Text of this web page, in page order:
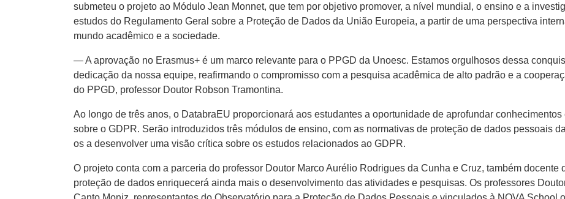
submeteu o projeto ao Módulo Jean Monnet, que tem por objetivo promover, a nível mundial, o ensino e a
estudos do Regulamento Geral sobre a Proteção de Dados da União Europeia, a partir de uma perspectiva
mundo acadêmico e a sociedade.
— A aprovação no Erasmus+ é um marco relevante para o PPGD da Unoesc. Estamos orgulhosos dessa
dedicação da nossa equipe, reafirmando o compromisso com a pesquisa acadêmica de alto padrão e a
do PPGD, professor Doutor Robson Tramontina.
Ao longo de três anos, o DatabraEU proporcionará aos estudantes a oportunidade de aprofundar
sobre o GDPR. Serão introduzidos três módulos de ensino, com as normativas de proteção de dados pessoais
os a desenvolver uma visão crítica sobre os estudos relacionados ao GDPR.
O projeto conta com a parceria do professor Doutor Marco Aurélio Rodrigues da Cunha e Cruz, também
proteção de dados enriquecerá ainda mais o desenvolvimento das atividades e pesquisas. Os professores